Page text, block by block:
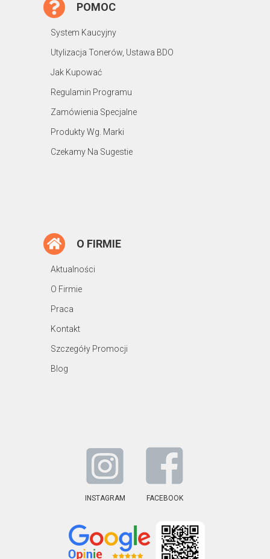
POMOC
System Kaucyjny
Utylizacja Tonerów, Ustawa BDO
Jak Kupować
Regulamin Programu
Zamówienia Specjalne
Produkty Wg. Marki
Czekamy Na Sugestie
O FIRMIE
Aktualności
O Firmie
Praca
Kontakt
Szczegóły Promocji
Blog
INSTAGRAM FACEBOOK